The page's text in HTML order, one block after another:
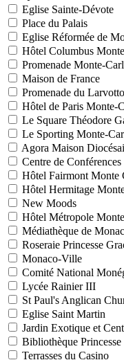
Eglise Sainte-Dévote
Place du Palais
Eglise Réformée de
Hôtel Columbus
Promenade Monte-
Maison de France
Promenade du Larvotto
Hôtel de Paris Monte-
Le Square Théodore
Le Sporting Monte-
Agora Maison
Centre de
Hôtel Fairmont Monte
Hôtel Hermitage
New Moods
Hôtel Métropole
Médiathèque de
Roseraie Princesse
Monaco-Ville
Comité National
Lycée Rainier III
St Paul's Anglican
Eglise Saint Martin
Jardin Exotique et
Bibliothèque
Terrasses du Casino